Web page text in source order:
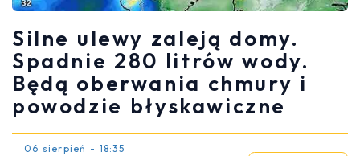
Silne ulewy zaleją domy.
Spadnie 280 litrów wody.
Będą oberwania chmury i
powodzie błyskawiczne
06 sierpień - 18:35